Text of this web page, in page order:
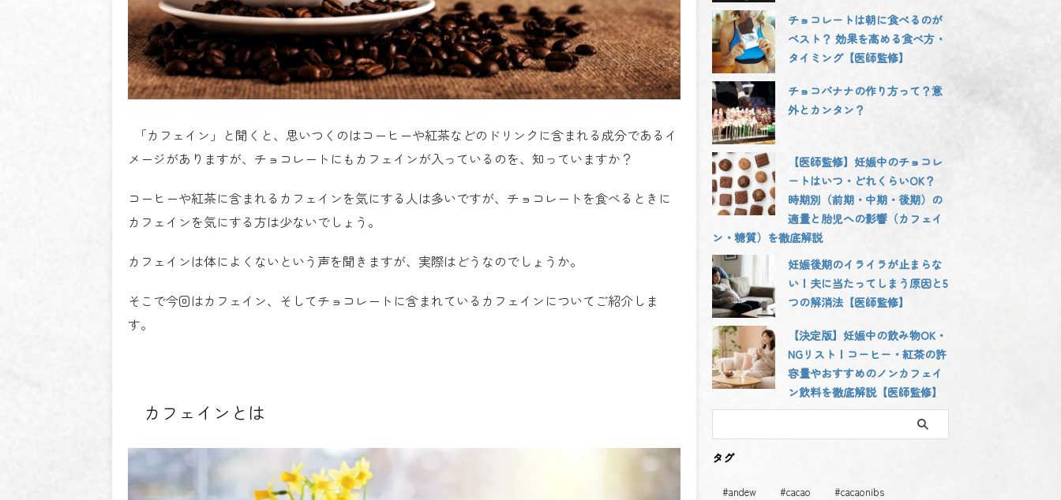
「カフェイン」と聞くと、思いつくのはコーヒーや紅茶などのドリンクに含まれる成分であるイ
メージがありますが、チョコレートにもカフェインが入っているのを、知っていますか？
コーヒーや紅茶に含まれるカフェインを気にする人は多いですが、チョコレートを食べるときに
カフェインを気にする方は少ないでしょう。
カフェインは体によくないという声を聞きますが、実際はどうなのでしょうか。
そこで今回はカフェイン、そしてチョコレートに含まれているカフェインについてご紹介しま
す。
カフェインとは
チョコレートは朝に食べるのが
ベスト？ 効果を高める食べ方・
タイミング【医師監修】
チョコバナナの作り方って？意
外とカンタン？
【医師監修】妊娠中のチョコレ
ートはいつ・どれくらいOK？
時期別（前期・中期・後期）の
適量と胎児への影響（カフェイ
ン・糖質）を徹底解説
妊娠後期のイライラが止まらな
い！夫に当たってしまう原因と5
つの解消法【医師監修】
【決定版】妊娠中の飲み物OK・
NGリスト！コーヒー・紅茶の許
容量やおすすめのノンカフェイ
ン飲料を徹底解説【医師監修】
タグ
#andew #cacao #cacaonibs